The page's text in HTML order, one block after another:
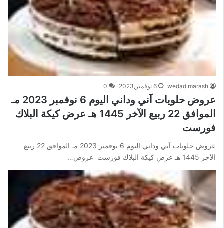
wedad marash 6 نوفمبر,2023 0
عروض حلويات آني وداني اليوم 6 نوفمبر 2023 مـ
الموافق 22 ربيع الآخر 1445 هـ عرض كيكة البلاك
فورست
عروض حلويات آني وداني اليوم 6 نوفمبر 2023 مـ الموافق 22 ربيع
الآخر 1445 هـ عرض كيكة البلاك فورست عروض…